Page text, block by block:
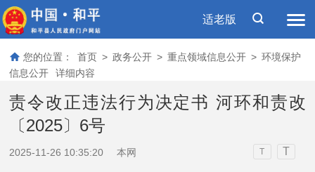
适老版
您的位置： 首页 > 政务公开 > 重点领域信息公开 > 环境保护
信息公开
详细内容
责令改正违法行为决定书 河环和责改
〔2025〕6号
2025-11-26 10:35:20 本网 T T